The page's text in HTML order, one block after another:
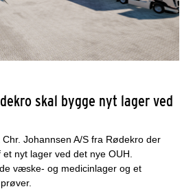
skal bygge nyt lager ved
Johannsen A/S fra Rødekro der
nyt lager ved det nye OUH.
væske- og medicinlager og et